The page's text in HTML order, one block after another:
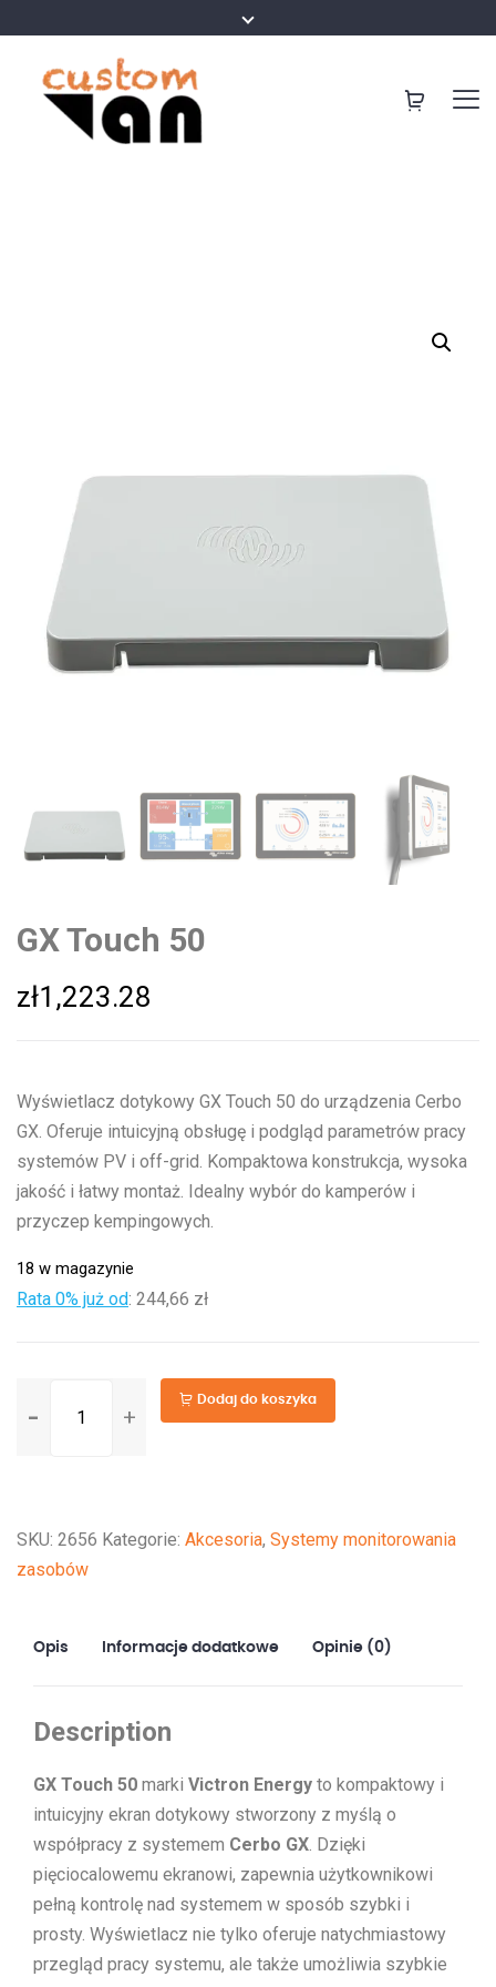
GX Touch 50
zł1,223.28
Wyświetlacz dotykowy GX Touch 50 do urządzenia Cerbo
GX. Oferuje intuicyjną obsługę i podgląd parametrów pracy
systemów PV i off-grid. Kompaktowa konstrukcja, wysoka
jakość i łatwy montaż. Idealny wybór do kamperów i
przyczep kempingowych.
18 w magazynie
Rata 0% już od: 244,66 zł
GX
Dodaj do koszyka
SKU: 2656 Kategorie: Akcesoria, Systemy monitorowania
zasobów
Opis Informacje dodatkowe Opinie (0)
Description
GX Touch 50 marki Victron Energy to kompaktowy i
intuicyjny ekran dotykowy stworzony z myślą o
współpracy z systemem Cerbo GX . Dzięki
pięciocalowemu ekranowi, zapewnia użytkownikowi
pełną kontrolę nad systemem w sposób szybki i
prosty. Wyświetlacz nie tylko oferuje natychmiastowy
przegląd pracy systemu, ale także umożliwia szybkie